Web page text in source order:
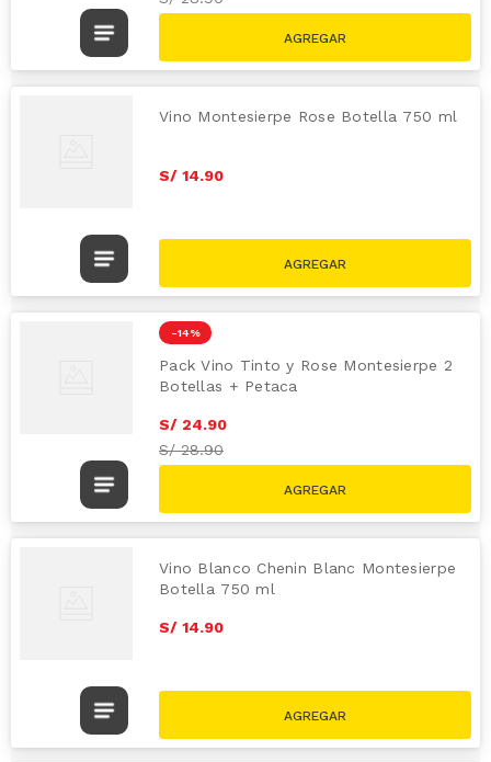
Vino Montesierpe Rose Botella 750 ml
S/ 14.90
-14 %
Pack Vino Tinto y Rose Montesierpe 2
Botellas + Petaca
S/ 24.90
S/28.90
Vino Blanco Chenin Blanc Montesierpe
Botella 750 ml
S/ 14.90